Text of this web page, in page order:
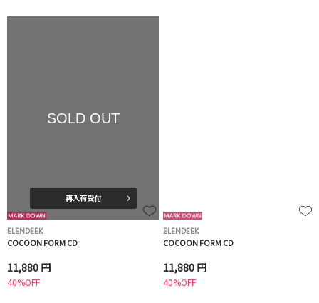
SOLD OUT
再入荷受付
ELENDEEK
COCOON FORM CD
11,880 円
40%OFF
ELENDEEK
COCOON FORM CD
11,880 円
40%OFF